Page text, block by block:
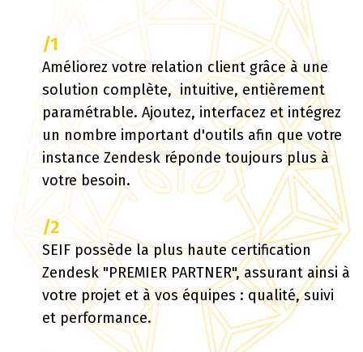
/1
Améliorez votre relation client grâce à une
solution complète, intuitive, entièrement
paramétrable. Ajoutez, interfacez et intégrez
un nombre important d'outils afin que votre
instance Zendesk réponde toujours plus à
votre besoin.
/2
SEIF possède la plus haute certification
Zendesk "PREMIER PARTNER", assurant ainsi à
votre projet et à vos équipes : qualité, suivi
et performance.